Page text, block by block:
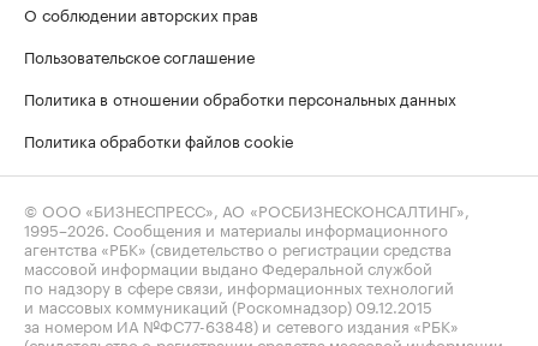
О соблюдении авторских прав
Пользовательское соглашение
Политика в отношении обработки персональных данных
Политика обработки файлов cookie
© ООО «БИЗНЕСПРЕСС», АО «РОСБИЗНЕСКОНСАЛТИНГ»,
1995–2026. Сообщения и материалы информационного
агентства «РБК» (свидетельство о регистрации средства
массовой информации выдано Федеральной службой
по надзору в сфере связи, информационных технологий
и массовых коммуникаций (Роскомнадзор) 09.12.2015
за номером ИА №ФС77-63848) и сетевого издания «РБК»